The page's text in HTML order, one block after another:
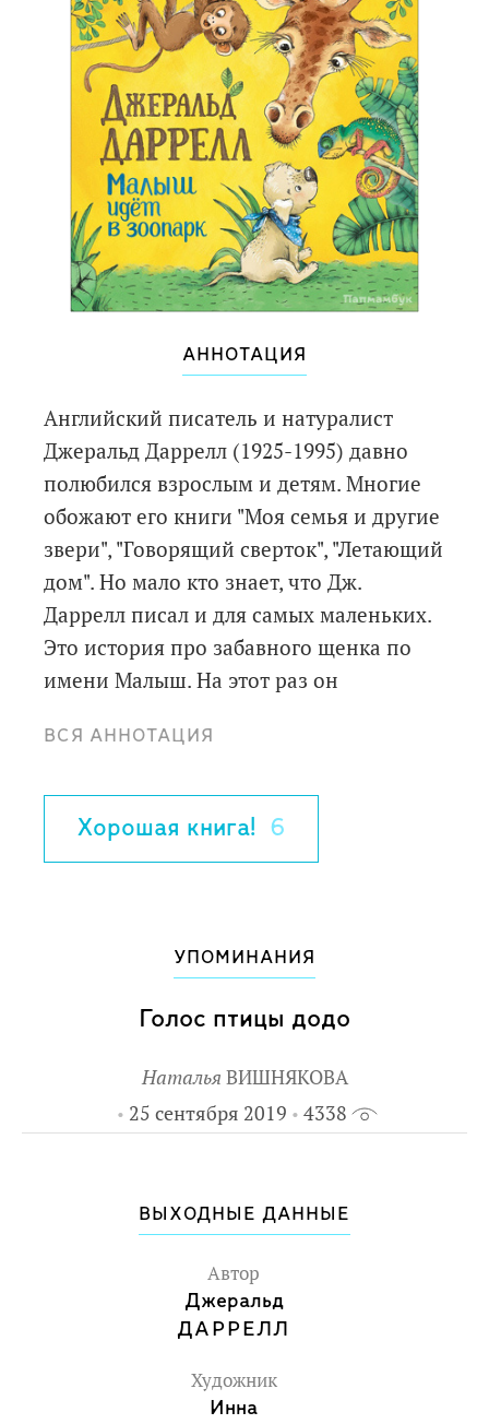
АННОТАЦИЯ
Английский писатель и натуралист
Джеральд Даррелл (1925-1995) давно
полюбился взрослым и детям. Многие
обожают его книги "Моя семья и другие
звери", "Говорящий сверток", "Летающий
дом". Но мало кто знает, что Дж.
Даррелл писал и для самых маленьких.
Это история про забавного щенка по
имени Малыш. На этот раз он
самыми разными животными.
ВСЯ АННОТАЦИЯ
Хорошая книга! 6
УПОМИНАНИЯ
Голос птицы додо
Наталья ВИШНЯКОВА
25 сентября 2019
4338
ВЫХОДНЫЕ ДАННЫЕ
Автор
Джеральд
ДАРРЕЛЛ
Художник
Инна